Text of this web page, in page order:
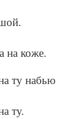
на коже.
ту набью
ту.